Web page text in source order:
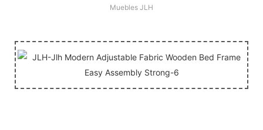
Muebles JLH